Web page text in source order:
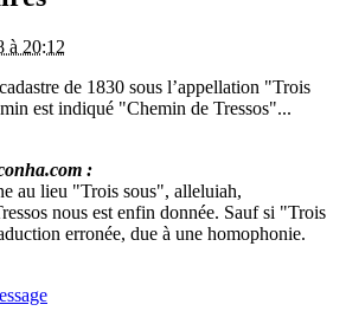
à 20:12
de 1830 sous l’appellation "Trois
est indiqué "Chemin de Tressos"...
:
au lieu "Trois sous", alleluiah,
nous est enfin donnée. Sauf si "Trois
erronée, due à une homophonie.